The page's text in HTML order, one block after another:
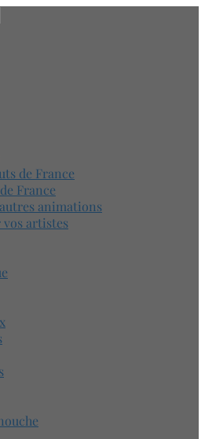
de France
France
animations
artistes